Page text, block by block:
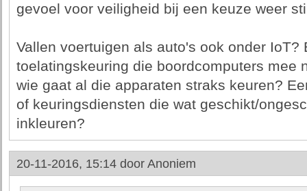
gevoel voor veiligheid bij een keuze weer
Vallen voertuigen als auto's ook onder
toelatingskeuring die boordcomputers mee
wie gaat al die apparaten straks keuren?
of keuringsdiensten die wat geschikt/
inkleuren?
20-11-2016, 15:14 door Anoniem